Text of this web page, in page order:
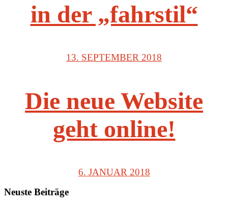
in der „fahrstil“
13. SEPTEMBER 2018
Die neue Website
geht online!
6. JANUAR 2018
Neuste Beiträge